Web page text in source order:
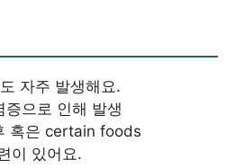
자주 발생해요.
증으로 인해 발생
혹은 certain foods
이 있어요.